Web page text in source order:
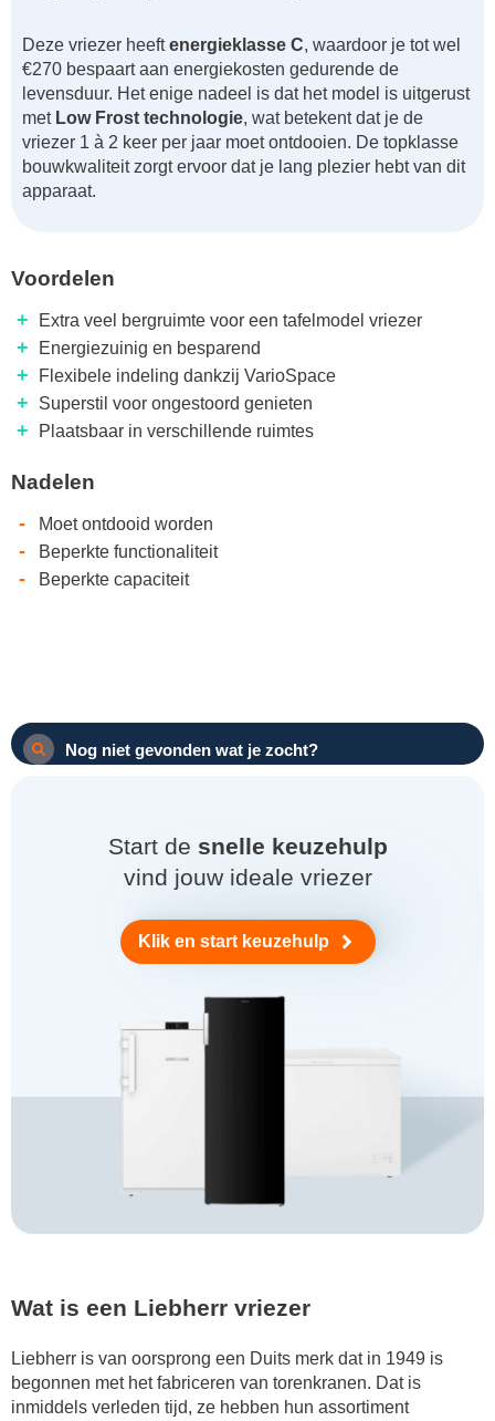
Deze vriezer heeftenergieklasse C, waardoor je tot wel
€270 bespaart aan energiekosten gedurende de
levensduur. Het enige nadeel is dat het model is uitgerust
met Low Frost technologie, wat betekent dat je de
vriezer 1 à 2 keer per jaar moet ontdooien. De topklasse
bouwkwaliteit zorgt ervoor dat je lang plezier hebt van dit
apparaat.
Voordelen
+ Extra veel bergruimte voor een tafelmodel vriezer
+ Energiezuinig en besparend
+ Flexibele indeling dankzij VarioSpace
+ Superstil voor ongestoord genieten
+ Plaatsbaar in verschillende ruimtes
Nadelen
- Moet ontdooid worden
- Beperkte functionaliteit
- Beperkte capaciteit
Nog niet gevonden wat je zocht?
Start de snelle keuzehulp
vind jouw ideale vriezer
Klik en start keuzehulp
Wat is een Liebherr vriezer
Liebherr is van oorsprong een Duits merk dat in 1949 is
begonnen met het fabriceren van torenkranen. Dat is
inmiddels verleden tijd, ze hebben hun assortiment